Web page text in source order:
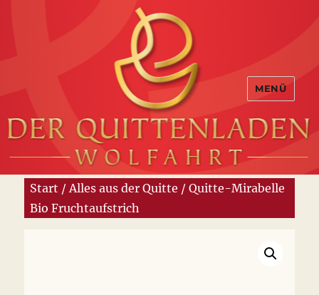
MENÜ
Start / Alles aus der Quitte / Quitte-Mirabelle
Bio Fruchtaufstrich